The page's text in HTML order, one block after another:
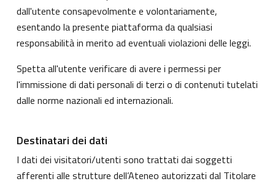
dall'utente consapevolmente e volontariamente,
esentando la presente piattaforma da qualsiasi
responsabilità in merito ad eventuali violazioni delle leggi.
Spetta all'utente verificare di avere i permessi per
l'immissione di dati personali di terzi o di contenuti tutelati
dalle norme nazionali ed internazionali.
Destinatari dei dati
I dati dei visitatori/utenti sono trattati dai soggetti
afferenti alle strutture dell’Ateneo autorizzati dal Titolare